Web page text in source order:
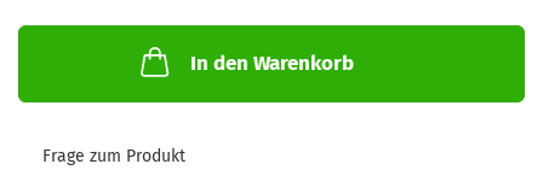
In den Warenkorb
Frage zum Produkt